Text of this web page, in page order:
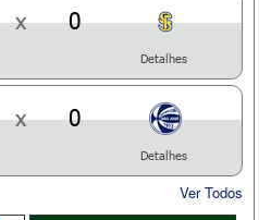
x 0
Detalhes
x 0
Detalhes
Ver Todos